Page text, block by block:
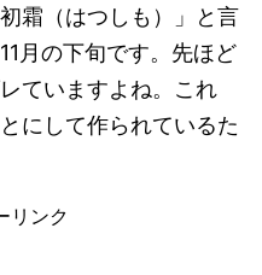
霜（はつしも）」と言
月の下旬です。先ほど
ていますよね。これ
にして作られているた
リンク